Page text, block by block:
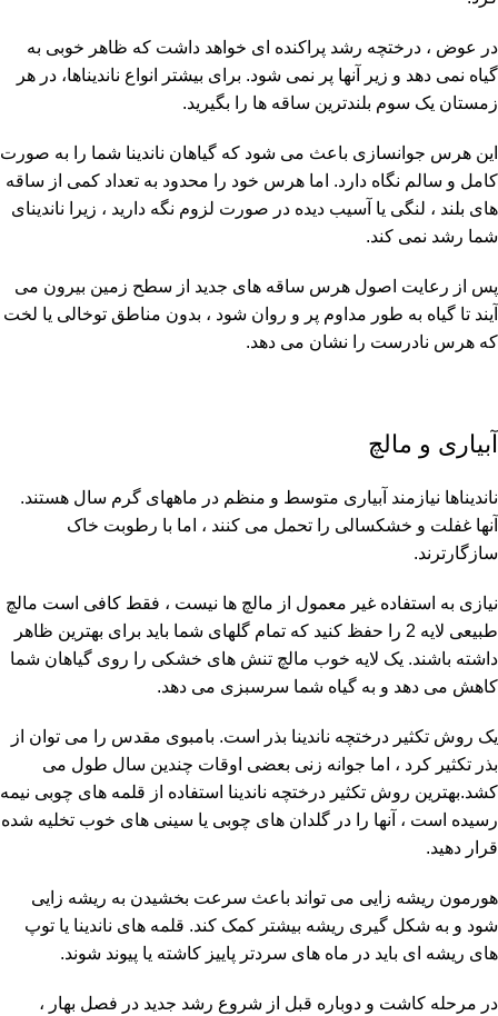
در عوض ، درختچه رشد پراکنده ای خواهد داشت که ظاهر خوبی به
گیاه نمی دهد و زیر آنها پر نمی شود. برای بیشتر انواع ناندیناها، در هر
زمستان یک سوم بلندترین ساقه ها را بگیرید.
این هرس جوانسازی باعث می شود که گیاهان ناندینا شما را به صورت
کامل و سالم نگاه دارد. اما هرس خود را محدود به تعداد کمی از ساقه
های بلند ، لنگی یا آسیب دیده در صورت لزوم نگه دارید ، زیرا ناندینای
شما رشد نمی کند.
پس از رعایت اصول هرس ساقه های جدید از سطح زمین بیرون می
آیند تا گیاه به طور مداوم پر و روان شود ، بدون مناطق توخالی یا لخت
که هرس نادرست را نشان می دهد.
آبیاری و مالچ
ناندیناها نیازمند آبیاری متوسط و منظم در ماههای گرم سال هستند.
آنها غفلت و خشکسالی را تحمل می کنند ، اما با رطوبت خاک
سازگارترند.
نیازی به استفاده غیر معمول از مالچ ها نیست ، فقط کافی است مالچ
طبیعی لایه 2 را حفظ کنید که تمام گلهای شما باید برای بهترین ظاهر
داشته باشند. یک لایه خوب مالچ تنش های خشکی را روی گیاهان شما
کاهش می دهد و به گیاه شما سرسبزی می دهد.
یک روش تکثیر درختچه ناندینا بذر است. بامبوی مقدس را می توان از
بذر تکثیر کرد ، اما جوانه زنی بعضی اوقات چندین سال طول می
کشد.بهترین روش تکثیر درختچه ناندینا استفاده از قلمه های چوبی نیمه
رسیده است ، آنها را در گلدان های چوبی یا سینی های خوب تخلیه شده
قرار دهید.
هورمون ریشه زایی می تواند باعث سرعت بخشیدن به ریشه زایی
شود و به شکل گیری ریشه بیشتر کمک کند. قلمه های ناندینا یا توپ
های ریشه ای باید در ماه های سردتر پاییز کاشته یا پیوند شوند.
در مرحله کاشت و دوباره قبل از شروع رشد جدید در فصل بهار ،